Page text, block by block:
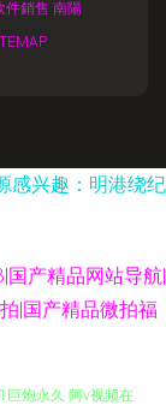
件銷售 南陽
感兴趣：明港绕纪
国产精品网站导航|
|国产精品微拍福